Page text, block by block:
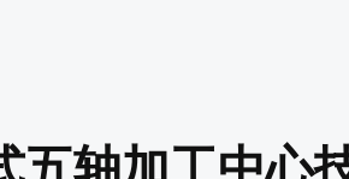
五轴加工中心